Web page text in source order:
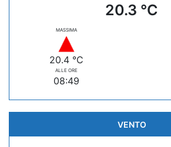
20.3 °C
MASSIMA
20.4 °C
ALLE ORE
08:49
VENTO